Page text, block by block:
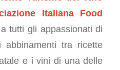
Italiana Food
tutti gli appassionati di
abbinamenti tra ricette
e i vini di una delle